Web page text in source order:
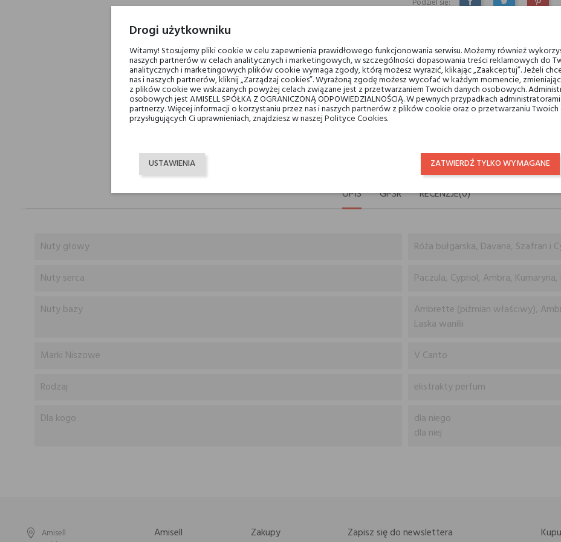
UDOSTĘPNIJTWEETUJ
Min. 3 próbki gratis do zamówienia
Darmowa dostawa na terenie kraju
OPIS GPSR RECENZJE(0)
Nuty głowy
Róża bułgarska, Davana, Szafran i
Nuty serca
Paczula, Cypriol, Ambra,
Nuty bazy
Ambrette (piżmian właściwy),
Laska wanilii
Marki Niszowe
V Canto
Rodzaj
ekstrakty perfum
Dla kogo
dla niego
dla niej
Amisell
Amisell Zakupy Zapisz się do newslettera
Drogi użytkowniku
Witamy! Stosujemy pliki cookie w celu zapewnienia prawidłowego funkcjonowania serwisu. Możemy również
naszych partnerów w celach analitycznych i marketingowych, w szczególności dopasowania treści reklamowych do
analitycznych i marketingowych plików cookie wymaga zgody, którą możesz wyrazić, klikając „Zaakceptuj”. Jeżeli
nas i naszych partnerów, kliknij „Zarządzaj cookies”. Wyrażoną zgodę możesz wycofać w każdym momencie,
z plików cookie we wskazanych powyżej celach związane jest z przetwarzaniem Twoich danych osobowych.
osobowych jest AMISELL SPÓŁKA Z OGRANICZONĄ ODPOWIEDZIALNOŚCIĄ. W pewnych przypadkach
partnerzy. Więcej informacji o korzystaniu przez nas i naszych partnerów z plików cookie oraz o przetwarzaniu
przysługujących Ci uprawnieniach, znajdziesz w naszej Polityce Cookies.
USTAWIENIA ZATWIERDŹ TYLKO WYMAGANE